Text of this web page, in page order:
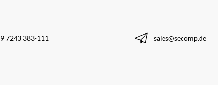
7243 383-111 sales@secomp.de